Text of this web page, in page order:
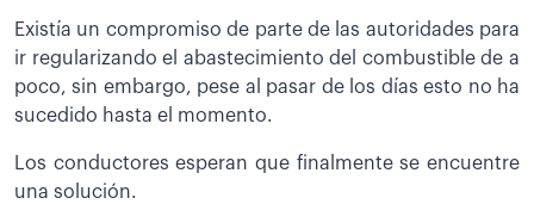
Existía un compromiso de parte de las autoridades para
ir regularizando el abastecimiento del combustible de a
poco, sin embargo, pese al pasar de los días esto no ha
sucedido hasta el momento.
Los conductores esperan que finalmente se encuentre
una solución.